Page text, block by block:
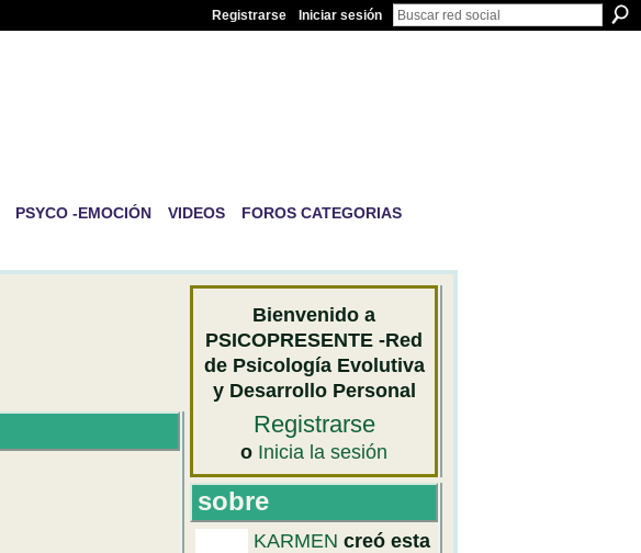
Registrarse Iniciar sesión
PSYCO -EMOCIÓN VIDEOS
FOROS CATEGORIAS
Bienvenido a
PSICOPRESENTE -Red
de Psicología Evolutiva
y Desarrollo Personal
Registrarse
o Inicia la sesión
sobre
KARMEN creó esta